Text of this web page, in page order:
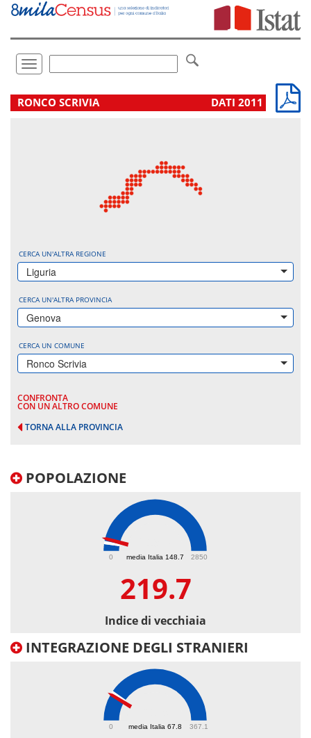
Vai
direttamente
Toggle
navigation
.
RONCO SCRIVIA DATI 2011
CERCA UN'ALTRA REGIONE
Liguria
CERCA UN'ALTRA PROVINCIA
Genova
CERCA UN COMUNE
Ronco Scrivia
CONFRONTA
CON UN ALTRO COMUNE
TORNA ALLA PROVINCIA
POPOLAZIONE
media Italia 148.7
0 2850
219.7
Indice di vecchiaia
INTEGRAZIONE DEGLI STRANIERI
media Italia 67.8
0 367.1